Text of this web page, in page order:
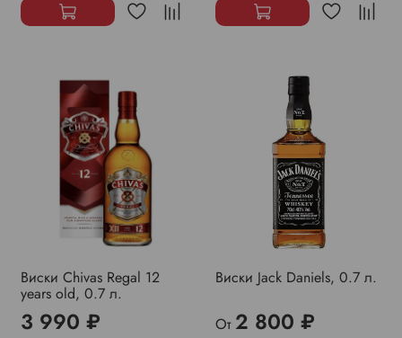
Виски Chivas Regal 12
years old, 0.7 л.
3 990 ₽
Виски Jack Daniels, 0.7 л.
От 2 800 ₽